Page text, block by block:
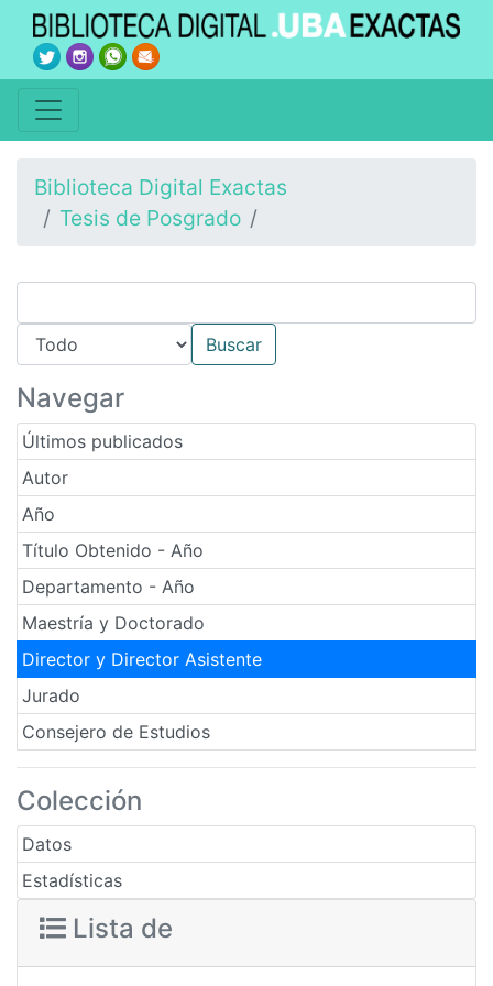
Biblioteca Digital Exactas
Tesis de Posgrado
Navegar
Últimos publicados
Autor
Año
Título Obtenido - Año
Departamento - Año
Maestría y Doctorado
Director y Director Asistente
Jurado
Consejero de Estudios
Colección
Datos
Estadísticas
Lista de